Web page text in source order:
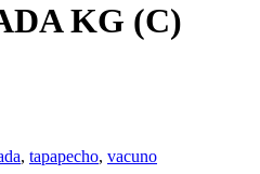
KG (C)
, tapapecho, vacuno